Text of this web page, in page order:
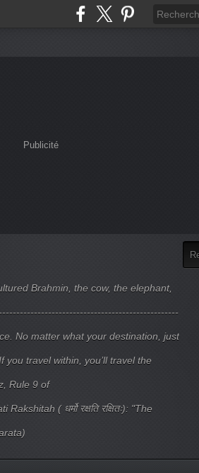
Publicité
Brahmin, the cow, the elephant,
No matter what your destination, just
travel within, you’ll travel the
Rule 9 of
( धर्मो रक्षति रक्षितः): "The